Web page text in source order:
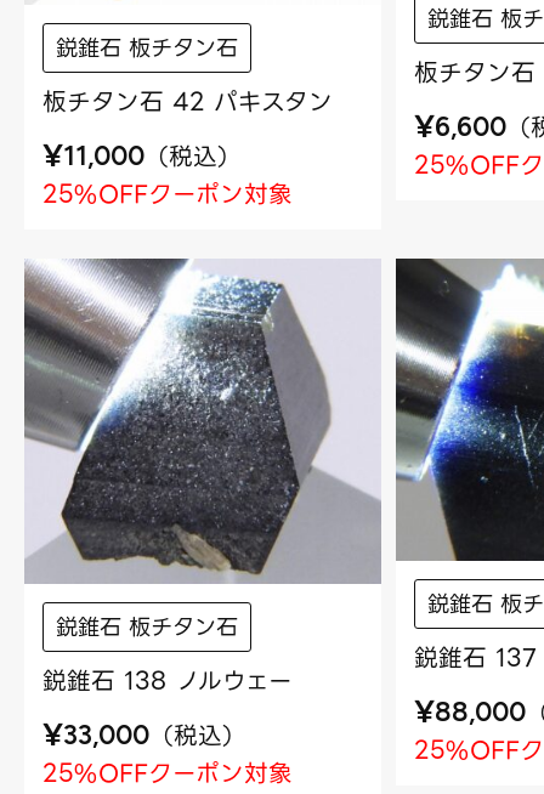
鋭錐石 板チタン石
板チタン石 42 パキスタン
¥11,000 （税込）
25%OFFクーポン対象
鋭錐石 板
板チタン
¥6,600 （
25%OFF
鋭錐石 板チタン石
鋭錐石 138 ノルウェー
¥33,000 （税込）
25%OFFクーポン対象
鋭錐石 板
鋭錐石
¥88,000
25%OFF